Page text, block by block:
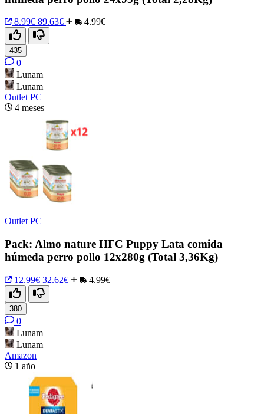
8.99€ 89.63€ 4.99€
435
0
Lunam
Lunam
Outlet PC
4 meses
Outlet PC
Pack: Almo nature HFC Puppy Lata comida
húmeda perro pollo 12x280g (Total 3,36Kg)
12.99€ 32.62€ 4.99€
380
0
Lunam
Lunam
Amazon
1 año